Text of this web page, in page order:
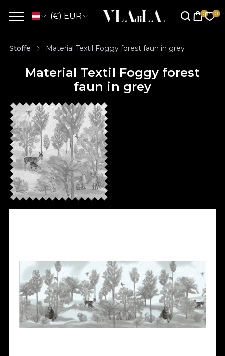
(€) EUR
Stoffe Material Textil Foggy forest faun in grey
Material Textil Foggy forest
faun in grey